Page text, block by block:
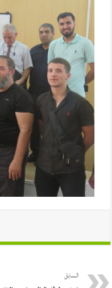
السابق